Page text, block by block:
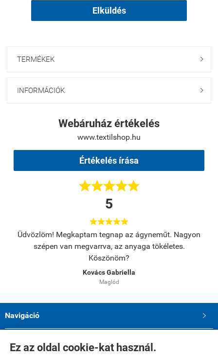
Ez az oldal cookie-kat használ.
Elküldés
TERMÉKEK 
INFORMÁCIÓK 
Webáruház értékelés
www.textilshop.hu
Értékelés írása

5

Üdvözlöm! Megkaptam tegnap az ágyneműt. Nagyon
szépen van megvarrva, az anyaga tökéletes.
Köszönöm?
Kovács Gabriella
Maglód
Navigáció 